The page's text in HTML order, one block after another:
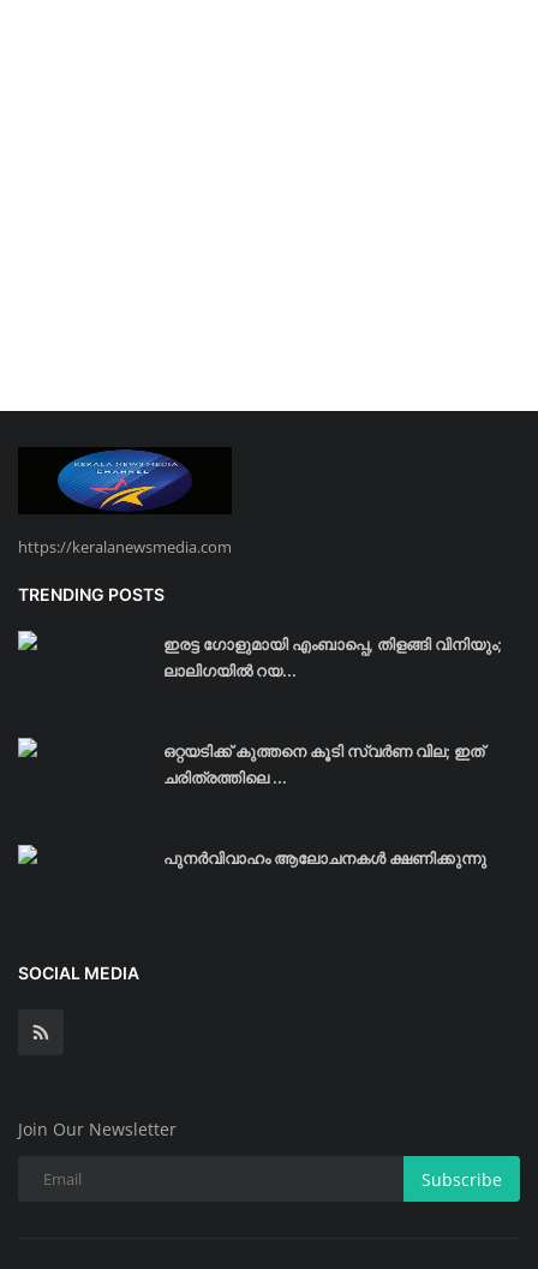
https://keralanewsmedia.com
TRENDING POSTS
ഇരട്ട ഗോളുമായി എംബാപ്പെ, തിളങ്ങി വിനിയും;
ലാലിഗയില്‍ റയ...
ഒറ്റയടിക്ക് കുത്തനെ കൂടി സ്വര്‍ണ വില; ഇത്
ചരിത്രത്തിലെ ...
പുനർവിവാഹം ആലോചനകൾ ക്ഷണിക്കുന്നു
SOCIAL MEDIA
Join Our Newsletter
Subscribe